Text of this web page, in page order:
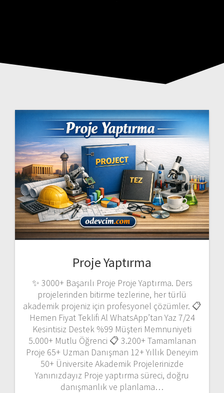
Proje Yaptırma
✨ 3000+ Başarılı Proje Proje Yaptırma. Ders
projelerinden bitirme tezlerine, her türlü
akademik projeniz için profesyonel çözümler. 📋
Hemen Fiyat Teklifi Al WhatsApp’tan Yaz 7/24
Kesintisiz Destek %99 Müşteri Memnuniyeti
5.000+ Mutlu Öğrenci 📋 3.200+ Tamamlanan
Proje 65+ Uzman Danışman 12+ Yıllık Deneyim
50+ Üniversite Akademik Projelerinizde
Yanınızdayız Proje yaptırma süreci, doğru
danışmanlık ve planlama…